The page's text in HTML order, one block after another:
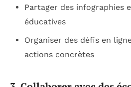
Partager des infographies
éducatives
Organiser des défis en
actions concrètes